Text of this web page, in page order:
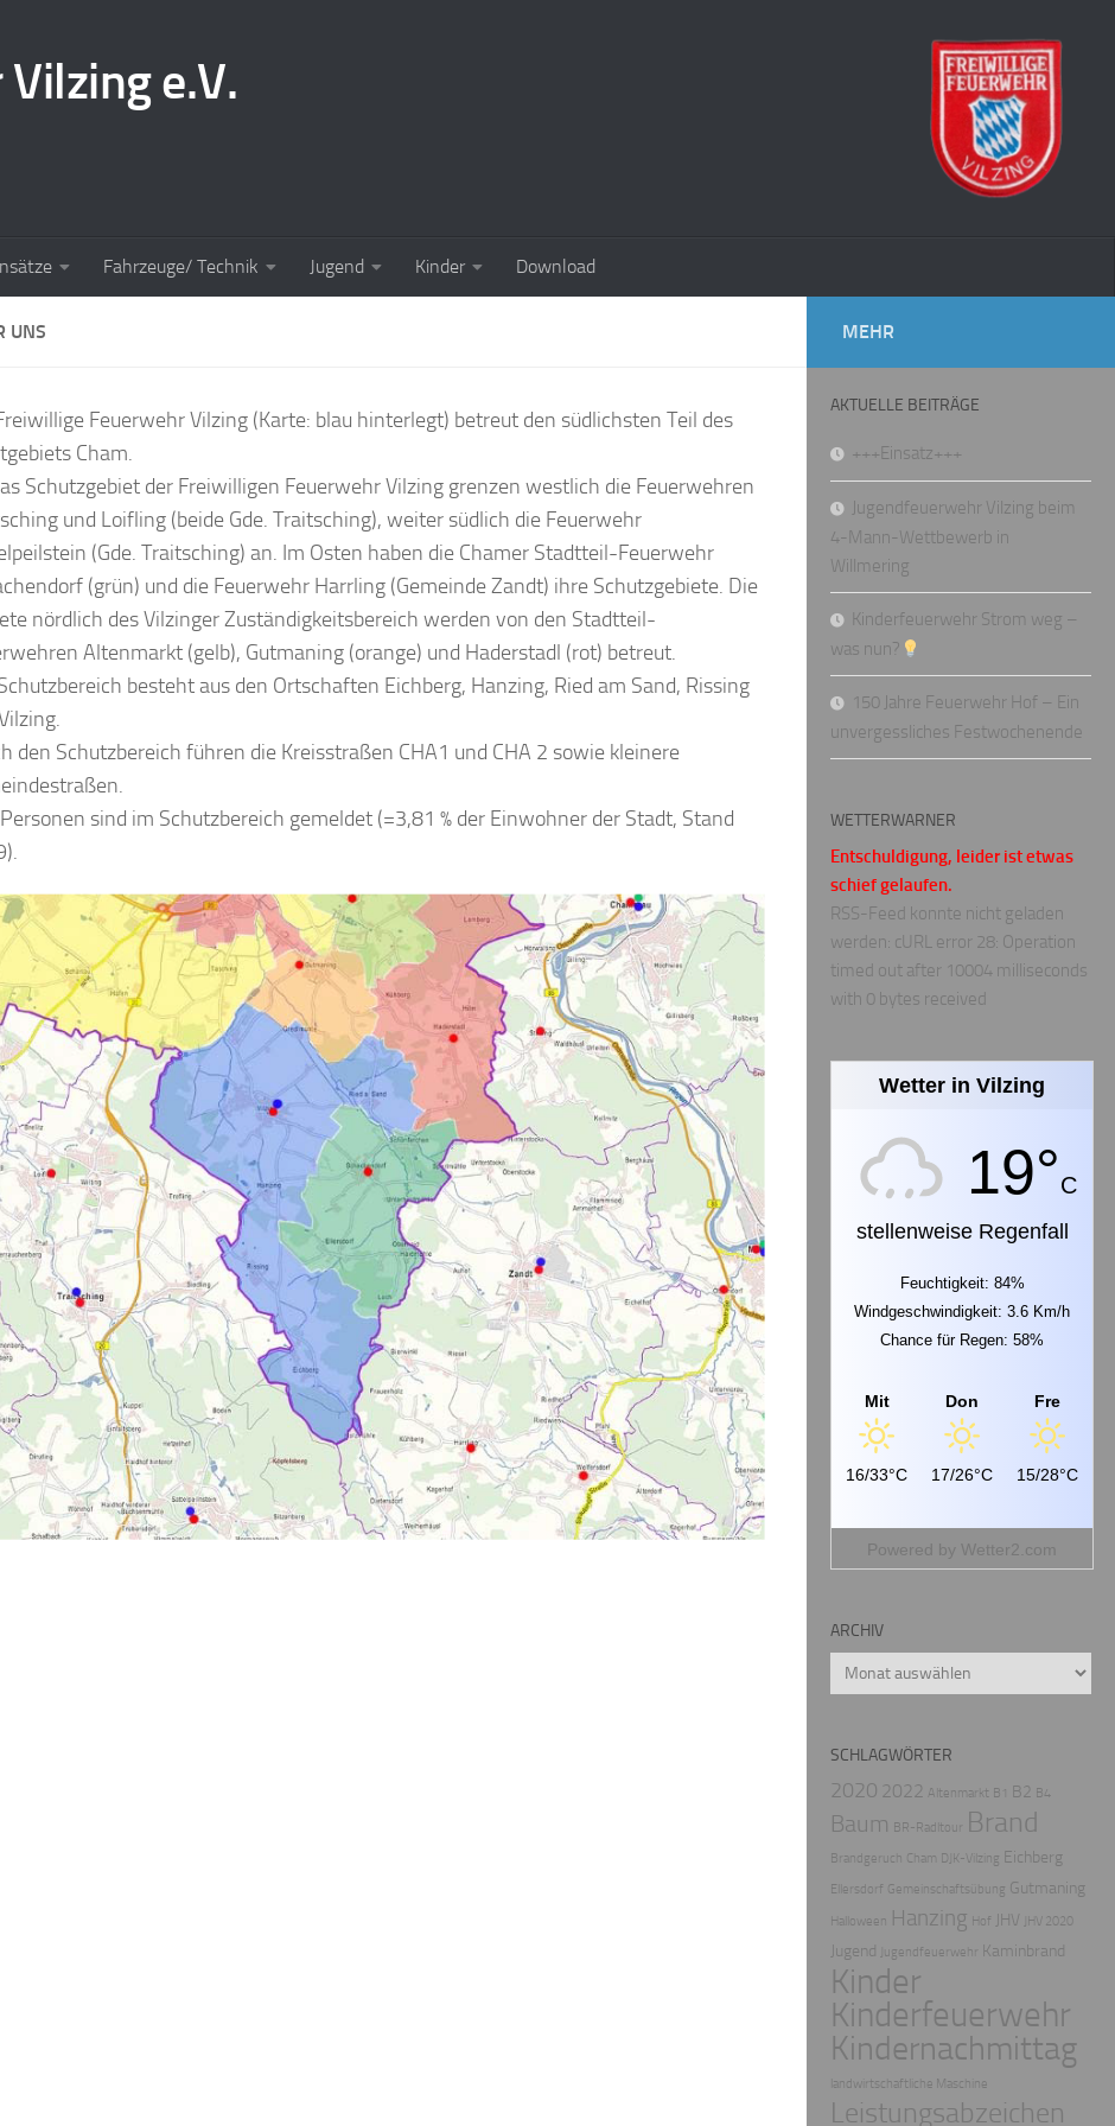
e.V.
Fahrzeuge/ Technik Jugend Kinder Download
UNS
Feuerwehr Vilzing (Karte: blau hinterlegt) betreut den südlichsten Teil des
Cham.
Schutzgebiet der Freiwilligen Feuerwehr Vilzing grenzen westlich die Feuerwehren
und Loifling (beide Gde. Traitsching), weiter südlich die Feuerwehr
(Gde. Traitsching) an. Im Osten haben die Chamer Stadtteil-Feuerwehr
(grün) und die Feuerwehr Harrling (Gemeinde Zandt) ihre Schutzgebiete. Die
nördlich des Vilzinger Zuständigkeitsbereich werden von den Stadtteil-
Altenmarkt (gelb), Gutmaning (orange) und Haderstadl (rot) betreut.
besteht aus den Ortschaften Eichberg, Hanzing, Ried am Sand, Rissing
den Schutzbereich führen die Kreisstraßen CHA1 und CHA 2 sowie kleinere
sind im Schutzbereich gemeldet (=3,81 % der Einwohner der Stadt, Stand
MEHR
AKTUELLE BEITRÄGE
+++Einsatz+++
Jugendfeuerwehr Vilzing beim
4-Mann-Wettbewerb in
Willmering
Kinderfeuerwehr Strom weg –
was nun?
150 Jahre Feuerwehr Hof – Ein
unvergessliches Festwochenende
WETTERWARNER
Entschuldigung, leider ist etwas
schief gelaufen.
RSS-Feed konnte nicht geladen
werden: cURL error 28: Operation
timed out after 10004 milliseconds
with 0 bytes received
Wetter in Vilzing
19°C
stellenweise Regenfall
Feuchtigkeit: 84%
Windgeschwindigkeit: 3.6 Km/h
Chance für Regen: 58%
Mit
16/33°C
Don
17/26°C
Fre
15/28°C
Powered by Wetter2.com
ARCHIV
Archiv
SCHLAGWÖRTER
2020 2022 Altenmarkt B1 B2 B4
Baum BR-Radltour Brand
Brandgeruch Cham DJK-Vilzing Eichberg
Ellersdorf Gemeinschaftsübung Gutmaning
Halloween Hanzing Hof JHV JHV 2020
Jugend Jugendfeuerwehr Kaminbrand
Kinder
Kinderfeuerwehr
Kindernachmittag
landwirtschaftliche Maschine
Leistungsabzeichen